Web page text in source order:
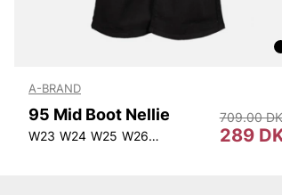
A-BRAND
95 Mid Boot Nellie
W23 W24 W25 W26 W27 W31
289
709.00